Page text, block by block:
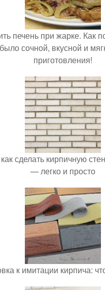
печень при жарке. Как
сочной, вкусной и
приготовления!
сделать кирпичную
— легко и просто
к имитации кирпича: